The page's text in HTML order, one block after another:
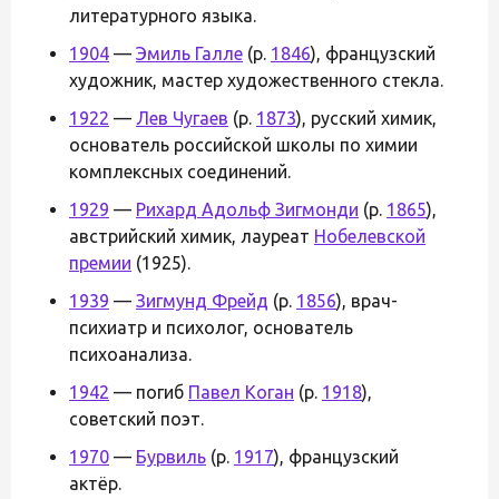
литературного языка.
1904 — Эмиль Галле (р. 1846), французский
художник, мастер художественного стекла.
1922 — Лев Чугаев (р. 1873), русский химик,
основатель российской школы по химии
комплексных соединений.
1929 — Рихард Адольф Зигмонди (р. 1865),
австрийский химик, лауреат Нобелевской
премии (1925).
1939 — Зигмунд Фрейд (р. 1856), врач-
психиатр и психолог, основатель
психоанализа.
1942 — погиб Павел Коган (р. 1918),
советский поэт.
1970 — Бурвиль (р. 1917), французский
актёр.